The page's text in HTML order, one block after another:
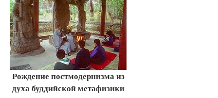
Рождение постмодернизма из
духа буддийской метафизики